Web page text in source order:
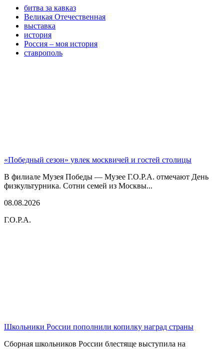
битва за кавказ
Великая Отечественная
выставка
история
Россия – моя история
ставрополь
«Победный сезон» увлек москвичей и гостей столицы
В филиале Музея Победы — Музее Г.О.Р.А. отмечают День
физкультурника. Сотни семей из Москвы...
08.08.2026
Г.О.Р.А.
Школьники России пополнили копилку наград страны
Сборная школьников России блестяще выступила на